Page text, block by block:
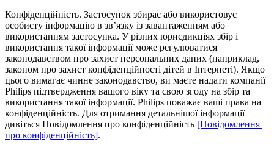
Конфіденційність. Застосунок збирає або використовує
особисту інформацію в зв’язку із завантаженням або
використанням застосунка. У різних юрисдикціях збір і
використання такої інформації може регулюватися
законодавством про захист персональних даних (наприклад,
законом про захист конфіденційності дітей в Інтернеті). Якщо
цього вимагає чинне законодавство, ви маєте надати компанії
Philips підтвердження вашого віку та свою згоду на збір та
використання такої інформації. Philips поважає ваші права на
конфіденційність. Для отримання детальнішої інформації
дивіться Повідомлення про конфіденційність [Повідомлення
про конфіденційність].